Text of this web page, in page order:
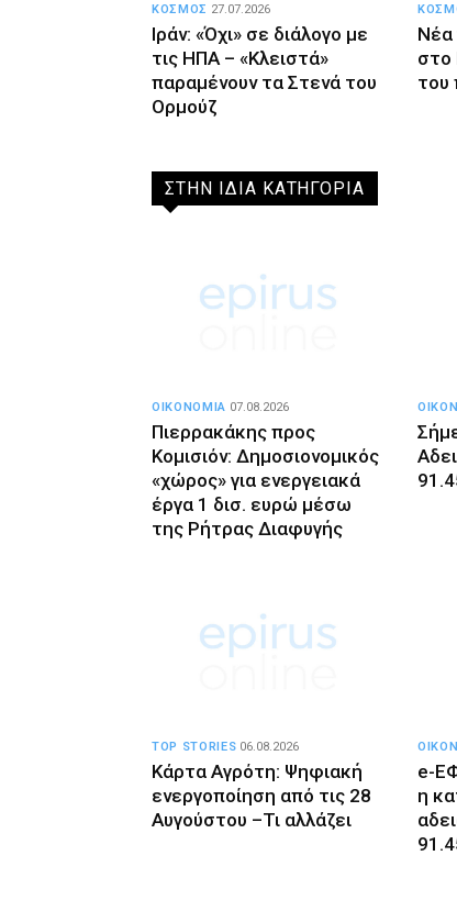
Ιράν: «Όχι» σε διάλογο με
τις ΗΠΑ – «Κλειστά»
παραμένουν τα Στενά του
Ορμούζ
ΚΟΣΜΟΣ 27.07.2026
Νέα
στο
του
ΣΤΗΝ ΙΔΙΑ ΚΑΤΗΓΟΡΙΑ
Πιερρακάκης προς
Κομισιόν: Δημοσιονομικός
«χώρος» για ενεργειακά
έργα 1 δισ. ευρώ μέσω
της Ρήτρας Διαφυγής
ΟΙΚΟΝΟΜΙΑ 07.08.2026
Κάρτα Αγρότη: Ψηφιακή
ενεργοποίηση από τις 28
Αυγούστου –Τι αλλάζει
TOP STORIES 06.08.2026
e-
η